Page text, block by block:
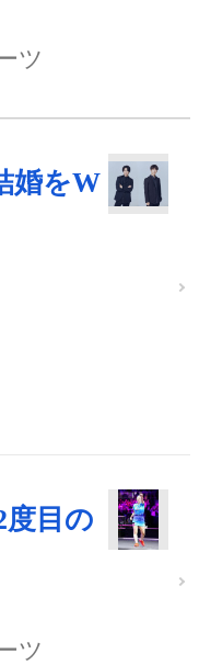
ツ
婚をW
度目の
ツ